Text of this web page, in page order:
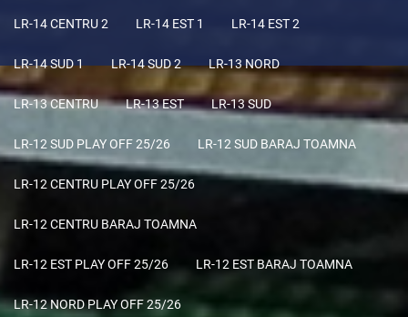
LR-14 CENTRU 2 LR-14 EST 1 LR-14 EST 2
LR-14 SUD 1 LR-14 SUD 2 LR-13 NORD
LR-13 CENTRU LR-13 EST LR-13 SUD
LR-12 SUD PLAY OFF 25/26 LR-12 SUD BARAJ TOAMNA
LR-12 CENTRU PLAY OFF 25/26
LR-12 CENTRU BARAJ TOAMNA
LR-12 EST PLAY OFF 25/26 LR-12 EST BARAJ TOAMNA
LR-12 NORD PLAY OFF 25/26